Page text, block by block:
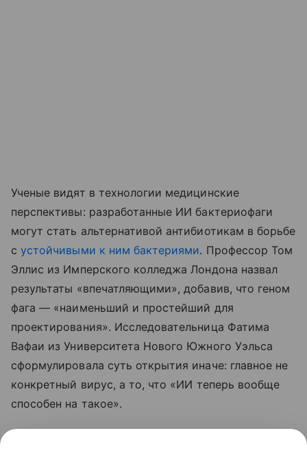
Ученые видят в технологии медицинские
перспективы: разработанные ИИ бактериофаги
могут стать альтернативой антибиотикам в борьбе
сустойчивыми к ним бактериями. Профессор Том
Эллис из Имперского колледжа Лондона назвал
результаты «впечатляющими», добавив, что геном
фага — «наименьший и простейший для
проектирования». Исследовательница Фатима
Вафаи из Университета Нового Южного Уэльса
сформулировала суть открытия иначе: главное не
конкретный вирус, а то, что «ИИ теперь вообще
способен на такое».